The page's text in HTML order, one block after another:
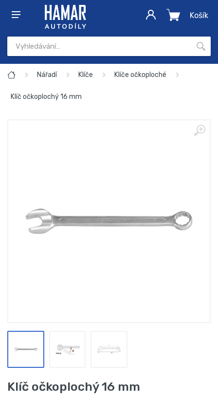
Košík
Nářadí Klíče Klíče očkoploché
Klíč očkoplochý 16 mm
Klíč očkoplochý 16 mm